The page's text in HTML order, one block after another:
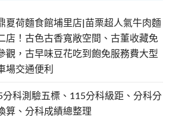
夏荷麵食館埔里店|苗栗超人氣牛肉麵
店！古色古香寬敞空間、古董收藏免
觀，古早味豆花吃到飽免服務費大型
場交通便利
分科測驗五標、115分科級距、分科分
算、分科成績總整理